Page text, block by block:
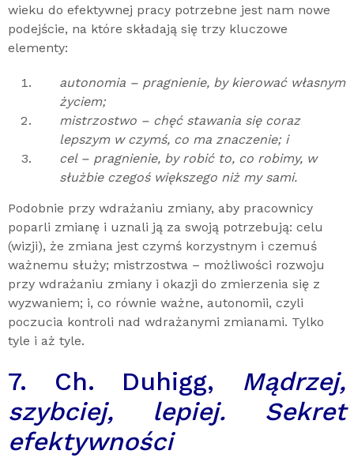
wieku do efektywnej pracy potrzebne jest nam nowe
podejście, na które składają się trzy kluczowe
elementy:
autonomia – pragnienie, by kierować własnym
życiem;
mistrzostwo – chęć stawania się coraz
lepszym w czymś, co ma znaczenie; i
cel – pragnienie, by robić to, co robimy, w
służbie czegoś większego niż my sami.
Podobnie przy wdrażaniu zmiany, aby pracownicy
poparli zmianę i uznali ją za swoją potrzebują: celu
(wizji), że zmiana jest czymś korzystnym i czemuś
ważnemu służy; mistrzostwa – możliwości rozwoju
przy wdrażaniu zmiany i okazji do zmierzenia się z
wyzwaniem; i, co równie ważne, autonomii, czyli
poczucia kontroli nad wdrażanymi zmianami. Tylko
tyle i aż tyle.
7. Ch. Duhigg, Mądrzej,
szybciej, lepiej. Sekret
efektywności